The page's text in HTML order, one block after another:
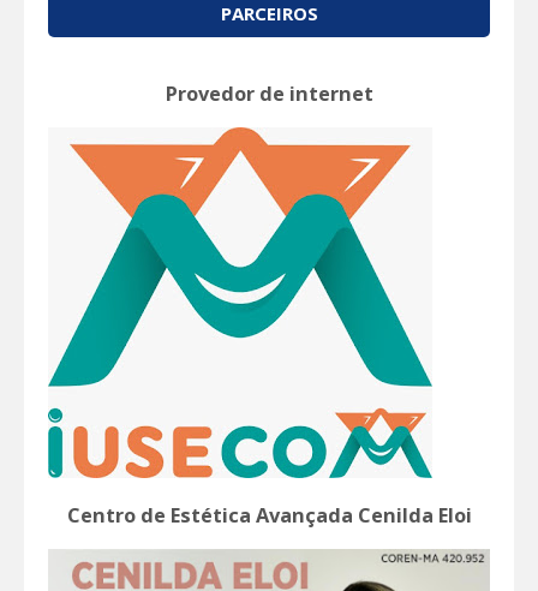
PARCEIROS
Provedor de internet
Centro de Estética Avançada Cenilda Eloi